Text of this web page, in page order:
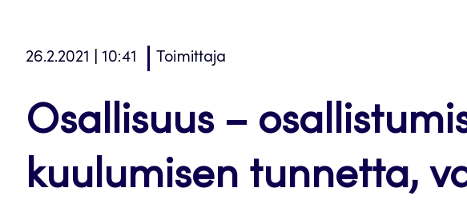
26.2.2021 | 10:41 Toimittaja
Osallisuus –
kuulumisen tunnetta,